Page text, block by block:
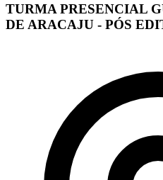
TURMA PRESENCIAL
DE ARACAJU - PÓS